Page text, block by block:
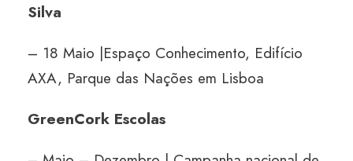
Silva
– 18 Maio |Espaço Conhecimento, Edifício
AXA, Parque das Nações em Lisboa
GreenCork Escolas